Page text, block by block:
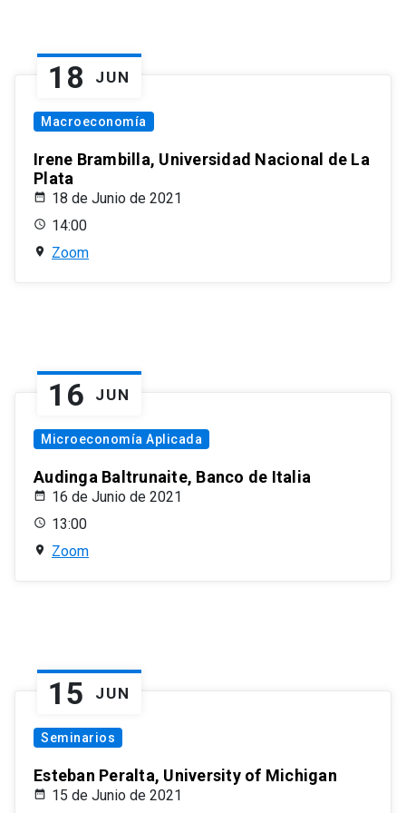
18 JUN
Macroeconomía
Irene Brambilla, Universidad Nacional de La
Plata
18 de Junio de 2021
14:00
Zoom
16 JUN
Microeconomía Aplicada
Audinga Baltrunaite, Banco de Italia
16 de Junio de 2021
13:00
Zoom
15 JUN
Seminarios
Esteban Peralta, University of Michigan
15 de Junio de 2021